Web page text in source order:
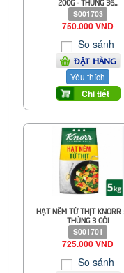
S001703
750.000 VND
So sánh
ĐẶT HÀNG
Yêu thích
Chi tiết
HẠT NÊM TỪ THỊT KNORR
THÙNG 3 GÓI
S001701
725.000 VND
So sánh